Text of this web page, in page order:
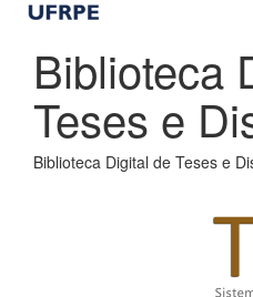
Biblioteca
Teses e
Biblioteca Digital de Teses e